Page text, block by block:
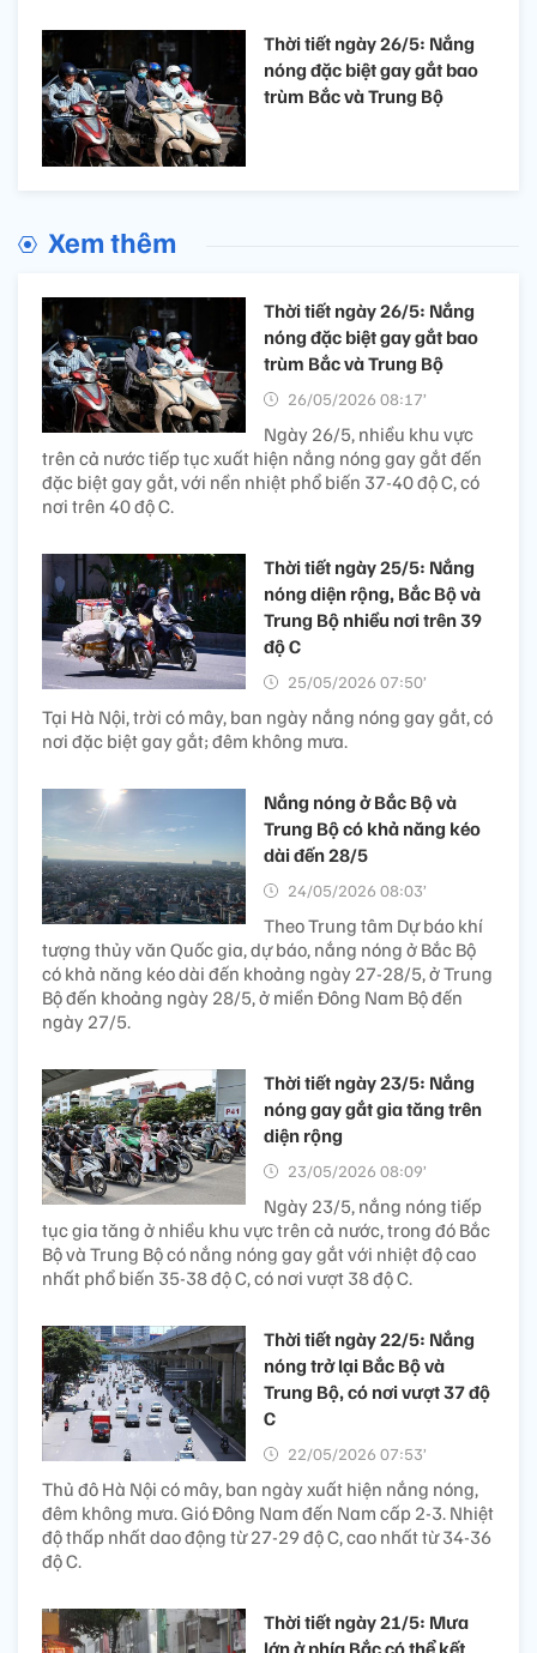
Thời tiết ngày 26/5: Nắng
nóng đặc biệt gay gắt bao
trùm Bắc và Trung Bộ
Xem thêm
Thời tiết ngày 26/5: Nắng
nóng đặc biệt gay gắt bao
trùm Bắc và Trung Bộ
26/05/2026 08:17’
Ngày 26/5, nhiều khu vực
trên cả nước tiếp tục xuất hiện nắng nóng gay gắt đến
đặc biệt gay gắt, với nền nhiệt phổ biến 37-40 độ C, có
nơi trên 40 độ C.
Thời tiết ngày 25/5: Nắng
nóng diện rộng, Bắc Bộ và
Trung Bộ nhiều nơi trên 39
độ C
25/05/2026 07:50’
Tại Hà Nội, trời có mây, ban ngày nắng nóng gay gắt, có
nơi đặc biệt gay gắt; đêm không mưa.
Nắng nóng ở Bắc Bộ và
Trung Bộ có khả năng kéo
dài đến 28/5
24/05/2026 08:03’
Theo Trung tâm Dự báo khí
tượng thủy văn Quốc gia, dự báo, nắng nóng ở Bắc Bộ
có khả năng kéo dài đến khoảng ngày 27-28/5, ở Trung
Bộ đến khoảng ngày 28/5, ở miền Đông Nam Bộ đến
ngày 27/5.
Thời tiết ngày 23/5: Nắng
nóng gay gắt gia tăng trên
diện rộng
23/05/2026 08:09’
Ngày 23/5, nắng nóng tiếp
tục gia tăng ở nhiều khu vực trên cả nước, trong đó Bắc
Bộ và Trung Bộ có nắng nóng gay gắt với nhiệt độ cao
nhất phổ biến 35-38 độ C, có nơi vượt 38 độ C.
Thời tiết ngày 22/5: Nắng
nóng trở lại Bắc Bộ và
Trung Bộ, có nơi vượt 37 độ
C
22/05/2026 07:53’
Thủ đô Hà Nội có mây, ban ngày xuất hiện nắng nóng,
đêm không mưa. Gió Đông Nam đến Nam cấp 2-3. Nhiệt
độ thấp nhất dao động từ 27-29 độ C, cao nhất từ 34-36
độ C.
Thời tiết ngày 21/5: Mưa
lớn ở phía Bắc có thể kết